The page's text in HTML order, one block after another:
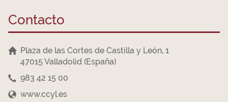
Contacto
Plaza de las Cortes de Castilla y León, 1
47015 Valladolid (España)
983 42 15 00
www.ccyl.es